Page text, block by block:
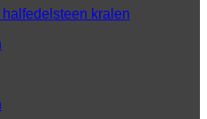
halfedelsteen kralen